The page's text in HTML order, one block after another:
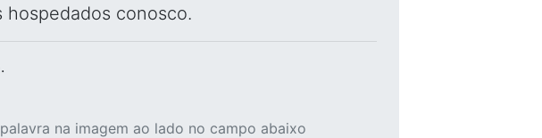
conosco.
na imagem ao lado no campo abaixo